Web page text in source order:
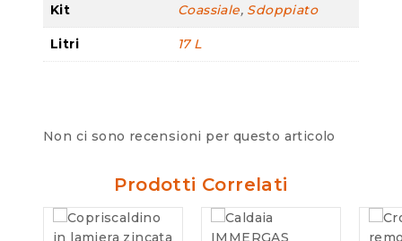
Kit Coassiale, Sdoppiato
Litri 17 L
Non ci sono recensioni per questo articolo
Prodotti Correlati